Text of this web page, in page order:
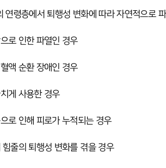
연령층에서 퇴행성 변화에 따라 자연적으로
로 인한 파열인 경우
액 순환 장애인 경우
게 사용한 경우
로 인해 피로가 누적되는 경우
힘줄의 퇴행성 변화를 겪을 경우